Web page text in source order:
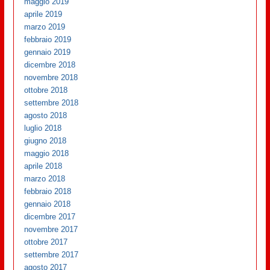
aprile 2019
marzo 2019
febbraio 2019
gennaio 2019
dicembre 2018
novembre 2018
ottobre 2018
settembre 2018
agosto 2018
luglio 2018
giugno 2018
maggio 2018
aprile 2018
marzo 2018
febbraio 2018
gennaio 2018
dicembre 2017
novembre 2017
ottobre 2017
settembre 2017
agosto 2017